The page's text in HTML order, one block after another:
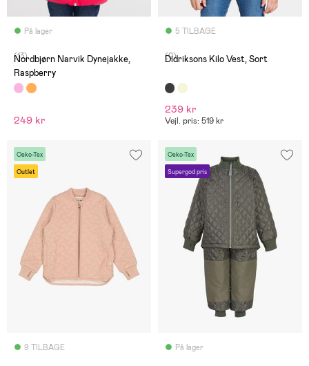
På lager
(13)
Nordbjørn Narvik Dynejakke,
Raspberry
249 kr
5 TILBAGE
(0)
Didriksons Kilo Vest, Sort
239 kr
Vejl. pris: 519 kr
Oeko-Tex
Outlet
9 TILBAGE
Oeko-Tex
Supergod pris
På lager